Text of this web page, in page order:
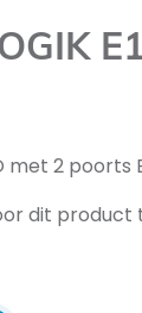
2 poorts
dit product